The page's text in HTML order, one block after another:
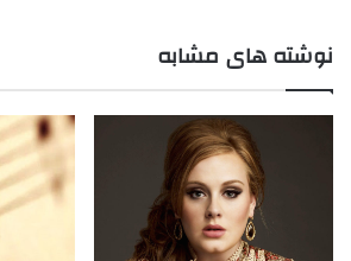
نوشته های مشابه